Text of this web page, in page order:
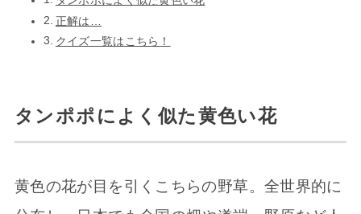
正解は…
クイズ一覧はこちら！
タンポポによく似た黄色い花
黄色の花が目を引くこちらの野草。全世界的に